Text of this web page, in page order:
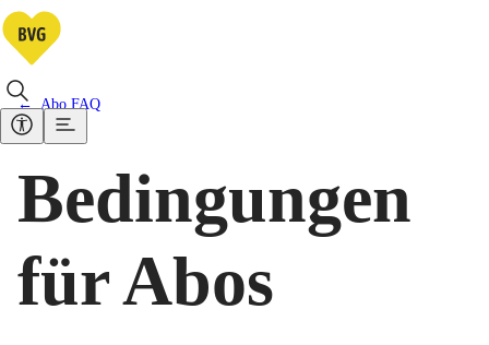
Abo FAQ
Bedingungen
für Abos